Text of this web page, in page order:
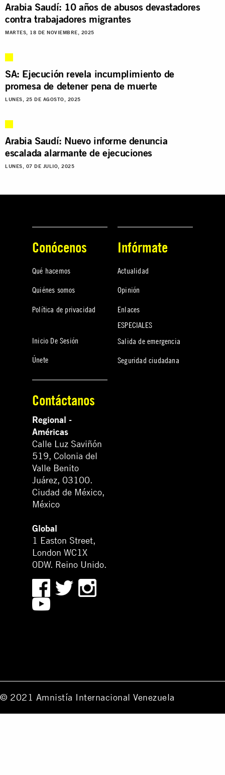
Arabia Saudí: 10 años de abusos devastadores
contra trabajadores migrantes
MARTES, 18 DE NOVIEMBRE, 2025
SA: Ejecución revela incumplimiento de
promesa de detener pena de muerte
LUNES, 25 DE AGOSTO, 2025
Arabia Saudí: Nuevo informe denuncia
escalada alarmante de ejecuciones
LUNES, 07 DE JULIO, 2025
Conócenos
Qué hacemos
Quiénes somos
Política de privacidad
Inicio De Sesión
Únete
Infórmate
Actualidad
Opinión
Enlaces
ESPECIALES
Salida de emergencia
Seguridad ciudadana
Contáctanos
Regional -
Américas
Calle Luz Saviñón
519, Colonia del
Valle Benito
Juárez, 03100.
Ciudad de México,
México
Global
1 Easton Street,
London WC1X
0DW. Reino Unido.
© 2021 Amnistía Internacional Venezuela